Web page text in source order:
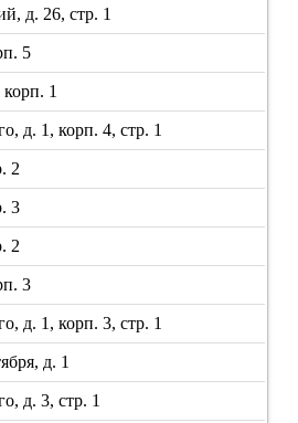
д. 26, стр. 1
5
1
д. 1, корп. 4, стр. 1
2
3
2
3
д. 1, корп. 3, стр. 1
д. 1
д. 3, стр. 1